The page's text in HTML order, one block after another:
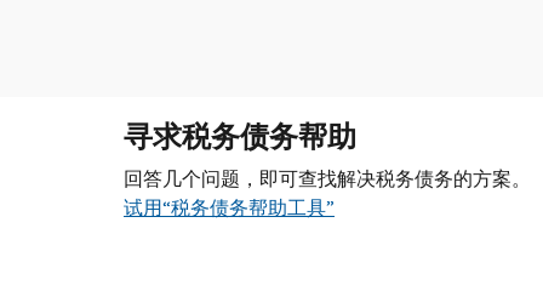
寻求税务债务帮助
回答几个问题，即可查找解决税务债务的方案。
试用“税务债务帮助工具”